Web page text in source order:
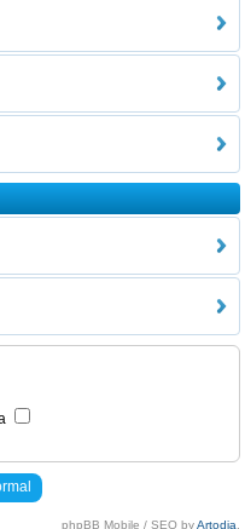
phpBB Mobile / SEO byArtodia